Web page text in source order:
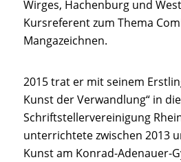
Wirges, Hachenburg und
Kursreferent zum Thema
Mangazeichnen.
2015 trat er mit seinem
Kunst der Verwandlung“ in die
Schriftstellervereinigung
unterrichtete zwischen 2013
Kunst am Konrad-Adenauer-